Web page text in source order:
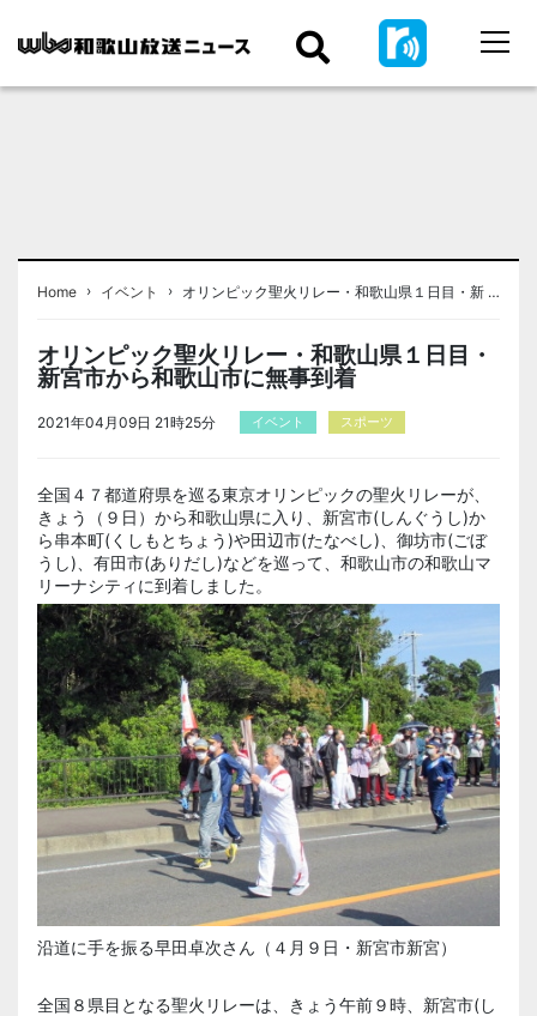
Home › イベント › オリンピック聖火リレー・和歌山県１日目・新 …
オリンピック聖火リレー・和歌山県１日目・
新宮市から和歌山市に無事到着
2021年04月09日 21時25分 イベント スポーツ
全国４７都道府県を巡る東京オリンピックの聖火リレーが、
きょう（９日）から和歌山県に入り、新宮市(しんぐうし)か
ら串本町(くしもとちょう)や田辺市(たなべし)、御坊市(ごぼ
うし)、有田市(ありだし)などを巡って、和歌山市の和歌山マ
リーナシティに到着しました。
沿道に手を振る早田卓次さん（４月９日・新宮市新宮）
全国８県目となる聖火リレーは、きょう午前９時、新宮市(し